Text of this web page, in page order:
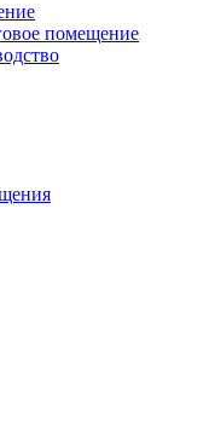
помещение